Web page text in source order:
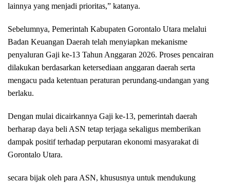
lainnya yang menjadi prioritas,” katanya.
Sebelumnya, Pemerintah Kabupaten Gorontalo Utara melalui
Badan Keuangan Daerah telah menyiapkan mekanisme
penyaluran Gaji ke-13 Tahun Anggaran 2026. Proses pencairan
dilakukan berdasarkan ketersediaan anggaran daerah serta
mengacu pada ketentuan peraturan perundang-undangan yang
berlaku.
Dengan mulai dicairkannya Gaji ke-13, pemerintah daerah
berharap daya beli ASN tetap terjaga sekaligus memberikan
dampak positif terhadap perputaran ekonomi masyarakat di
Gorontalo Utara.
secara bijak oleh para ASN, khususnya untuk mendukung